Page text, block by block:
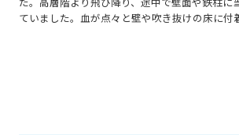
ていました。血が点々と壁や吹き抜けの床に付
目につかないように広範囲の養生を実施し、